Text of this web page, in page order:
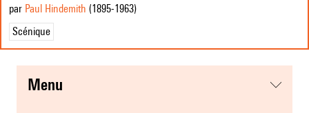
par Paul Hindemith (1895-1963)
Scénique
menu